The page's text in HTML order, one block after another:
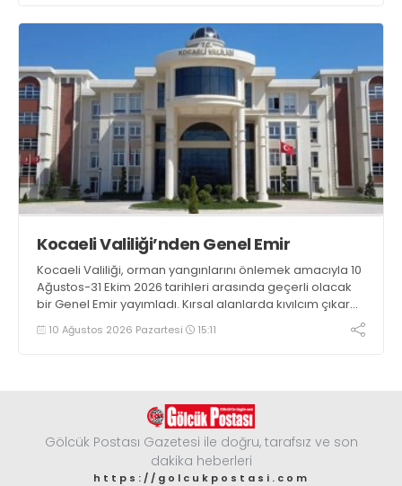
Kocaeli Valiliği’nden Genel Emir
Kocaeli Valiliği, orman yangınlarını önlemek amacıyla 10
Ağustos-31 Ekim 2026 tarihleri arasında geçerli olacak
bir Genel Emir yayımladı. Kırsal alanlarda kıvılcım çıkaran
makine kullanacak kişilerin önceden kolluk kuvvetlerine
bildirim yapması ve yanlarında 6 kilogramlık yangın tüpü
10 Ağustos 2026 Pazartesi 15:11
Gölcük Postası Gazetesi ile doğru, tarafsız ve son
dakika heberleri
https://golcukpostasi.com